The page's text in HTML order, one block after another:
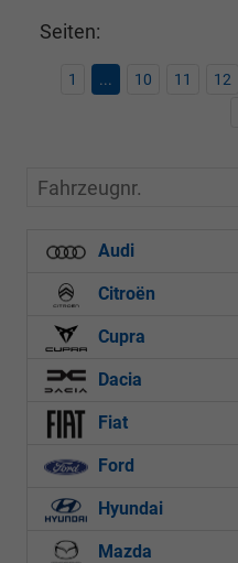
Seiten:
1 ... 10 11 12
Fahrzeugnr.
Audi
Citroën
Cupra
Dacia
Fiat
Ford
Hyundai
Mazda